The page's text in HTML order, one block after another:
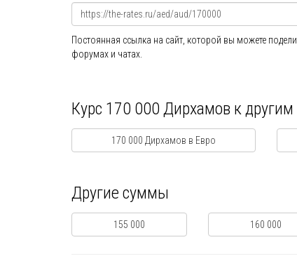
Постоянная ссылка на сайт, которой вы можете
форумах и чатах.
Курс 170 000 Дирхамов к
170 000 Дирхамов в Евро
Другие суммы
155 000 160 000